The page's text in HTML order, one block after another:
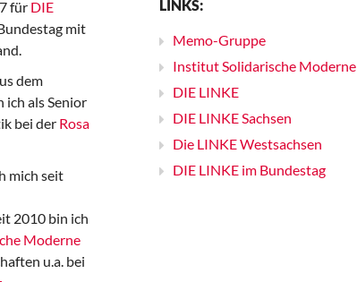
für DIE
mit
dem
ich als Senior
bei der Rosa
mich seit
2010 bin ich
Moderne
u.a. bei
LINKS:
Memo-Gruppe
Institut Solidarische Moderne
DIE LINKE
DIE LINKE Sachsen
Die LINKE Westsachsen
DIE LINKE im Bundestag